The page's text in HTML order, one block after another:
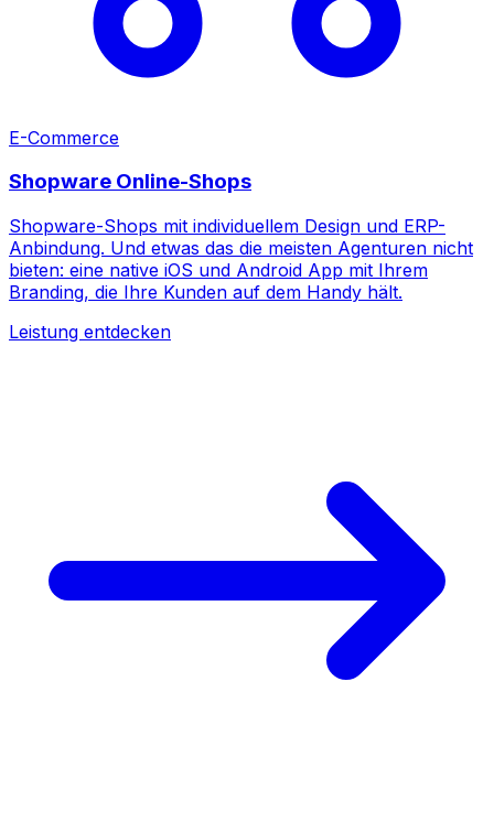
E-Commerce
Shopware Online-Shops
Shopware-Shops mit individuellem Design und ERP-
Anbindung. Und etwas das die meisten Agenturen nicht
bieten: eine native iOS und Android App mit Ihrem
Branding, die Ihre Kunden auf dem Handy hält.
Leistung entdecken